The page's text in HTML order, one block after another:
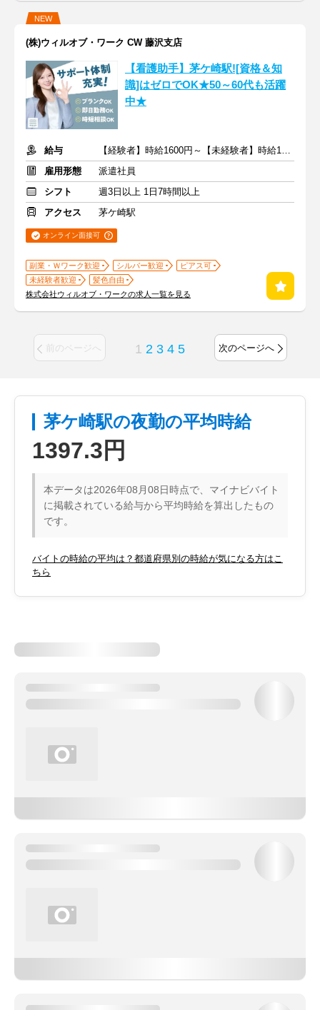
NEW
(株)ウィルオブ・ワーク CW 藤沢支店
【看護助手】茅ケ崎駅![資格＆知
識]はゼロでOK★50～60代も活躍
中★
給与
【経験者】時給1600円～【未経験者】時給1500円～ ＋交通費
雇用形態
派遣社員
シフト
週3日以上 1日7時間以上
アクセス
茅ケ崎駅
オンライン面接可
副業・Ｗワーク歓迎 シルバー歓迎
ピアス可
未経験者歓迎
髪色自由
株式会社ウィルオブ・ワークの求人一覧を見る
前のページへ 1 2 3 4 5 次のページへ
茅ケ崎駅の夜勤の平均時給
1397.3円
本データは2026年08月08日時点で、マイナビバイト
に掲載されている給与から平均時給を算出したもの
です。
バイトの時給の平均は？都道府県別の時給が気になる方はこ
ちら